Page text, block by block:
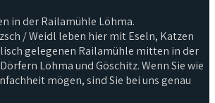
in der Railamühle Löhma.
/ Weidl leben hier mit Eseln, Katzen
gelegenen Railamühle mitten in der
Löhma und Göschitz. Wenn Sie wie
mögen, sind Sie bei uns genau